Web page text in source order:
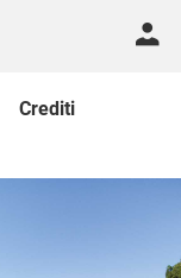
Crediti